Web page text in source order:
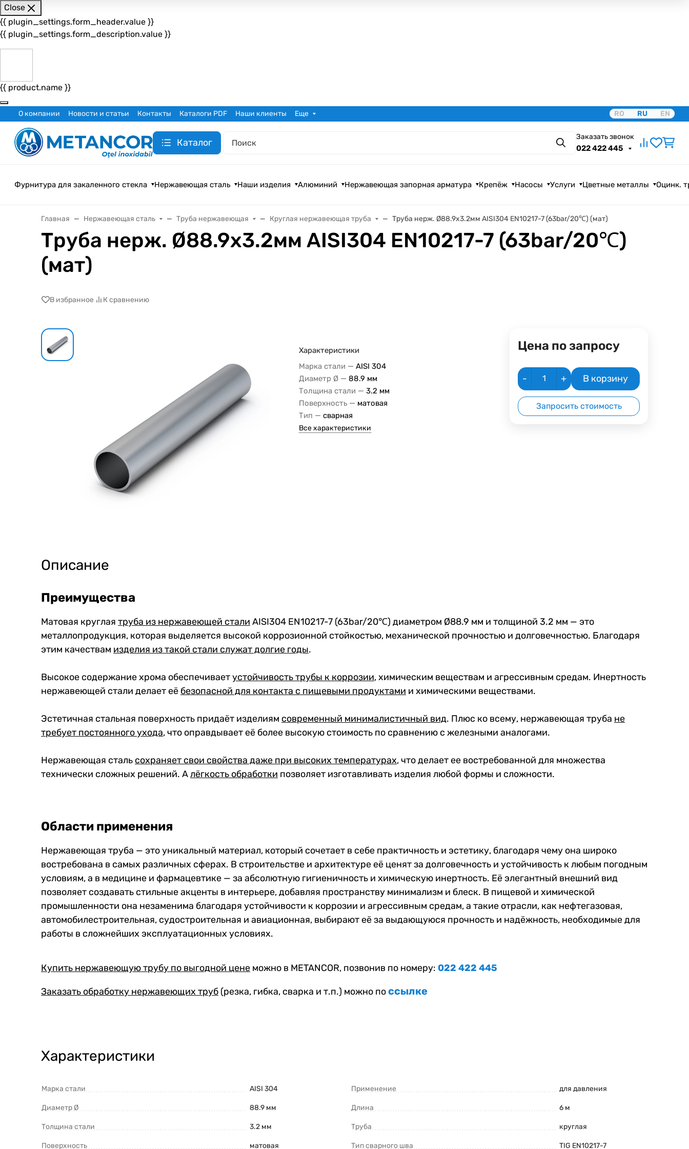
Close
{{ plugin_settings.form_header.value }}
{{ plugin_settings.form_description.value }}
{{ product.name }}
О компании Новости и статьи Контакты Каталоги PDF Наши клиенты Еще RO RU EN
Каталог Поиск
Заказать звонок
022 422 445
Фурнитура для закаленного стекла Нержавеющая сталь Наши изделия Алюминий Нержавеющая запорная арматура Крепёж Насосы Услуги Цветные металлы Оцинк.
Главная Нержавеющая сталь Труба нержавеющая Круглая нержавеющая труба Труба нерж. Ø88.9х3.2мм AISI304 EN10217-7 (63bar/20℃) (мат)
Труба нерж. Ø88.9х3.2мм AISI304 EN10217-7 (63bar/20℃)
(мат)
В избранное К сравнению
Характеристики
Марка стали — AISI 304
Диаметр Ø — 88.9 мм
Толщина стали — 3.2 мм
Поверхность — матовая
Тип — сварная
Все характеристики
Цена по запросу
- + В корзину
Запросить стоимость
Описание
Преимущества
Матовая круглая труба из нержавеющей стали AISI304 EN10217-7 (63bar/20℃) диаметром Ø88.9 мм и толщиной 3.2 мм — это
металлопродукция, которая выделяется высокой коррозионной стойкостью, механической прочностью и долговечностью. Благодаря
этим качествам изделия из такой стали служат долгие годы.
Высокое содержание хрома обеспечиваетустойчивость трубы к коррозии, химическим веществам и агрессивным средам. Инертность
нержавеющей стали делает её безопасной для контакта с пищевыми продуктами и химическими веществами.
Эстетичная стальная поверхность придаёт изделиям современный минималистичный вид. Плюс ко всему, нержавеющая труба не
требует постоянного ухода, что оправдывает её более высокую стоимость по сравнению с железными аналогами.
Нержавеющая сталь сохраняет свои свойства даже при высоких температурах, что делает ее востребованной для множества
технически сложных решений. Алёгкость обработки позволяет изготавливать изделия любой формы и сложности.
Области применения
Нержавеющая труба — это уникальный материал, который сочетает в себе практичность и эстетику, благодаря чему она широко
востребована в самых различных сферах. В строительстве и архитектуре её ценят за долговечность и устойчивость к любым погодным
условиям, а в медицине и фармацевтике — за абсолютную гигиеничность и химическую инертность. Её элегантный внешний вид
позволяет создавать стильные акценты в интерьере, добавляя пространству минимализм и блеск. В пищевой и химической
промышленности она незаменима благодаря устойчивости к коррозии и агрессивным средам, а такие отрасли, как нефтегазовая,
автомобилестроительная, судостроительная и авиационная, выбирают её за выдающуюся прочность и надёжность, необходимые для
работы в сложнейших эксплуатационных условиях.
Купить нержавеющую трубу по выгодной цене можно в METANCOR, позвонив по номеру: 022 422 445
Заказать обработку нержавеющих труб (резка, гибка, сварка и т.п.) можно поссылке
Характеристики
Марка стали AISI 304
Диаметр Ø 88.9 мм
Толщина стали 3.2 мм
Поверхность матовая
Применение для давления
Длина 6 м
Труба круглая
Тип сварного шва TIG EN10217-7